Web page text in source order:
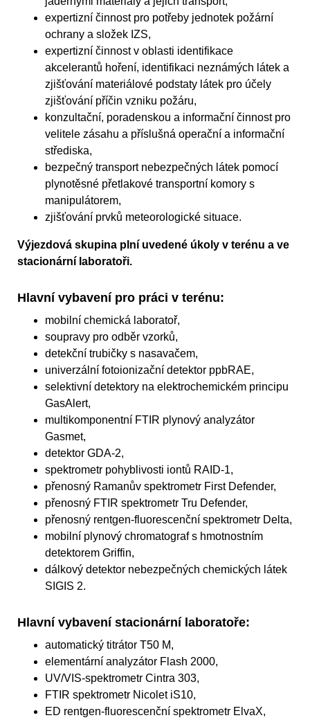
expertizní činnost pro potřeby jednotek požární
ochrany a složek IZS,
expertizní činnost v oblasti identifikace
akcelerantů hoření, identifikaci neznámých látek a
zjišťování materiálové podstaty látek pro účely
zjišťování příčin vzniku požáru,
konzultační, poradenskou a informační činnost pro
velitele zásahu a příslušná operační a informační
střediska,
bezpečný transport nebezpečných látek pomocí
plynotěsné přetlakové transportní komory s
manipulátorem,
zjišťování prvků meteorologické situace.
Výjezdová skupina plní uvedené úkoly v terénu a ve
stacionární laboratoři.
Hlavní vybavení pro práci v terénu:
mobilní chemická laboratoř,
soupravy pro odběr vzorků,
detekční trubičky s nasavačem,
univerzální fotoionizační detektor ppbRAE,
selektivní detektory na elektrochemickém principu
GasAlert,
multikomponentní FTIR plynový analyzátor
Gasmet,
detektor GDA-2,
spektrometr pohyblivosti iontů RAID-1,
přenosný Ramanův spektrometr First Defender,
přenosný FTIR spektrometr Tru Defender,
přenosný rentgen-fluorescenční spektrometr Delta,
mobilní plynový chromatograf s hmotnostním
detektorem Griffin,
dálkový detektor nebezpečných chemických látek
SIGIS 2.
Hlavní vybavení stacionární laboratoře:
automatický titrátor T50 M,
elementární analyzátor Flash 2000,
UV/VIS-spektrometr Cintra 303,
FTIR spektrometr Nicolet iS10,
ED rentgen-fluorescenční spektrometr ElvaX,